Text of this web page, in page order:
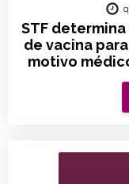
STF
de vacina
motivo